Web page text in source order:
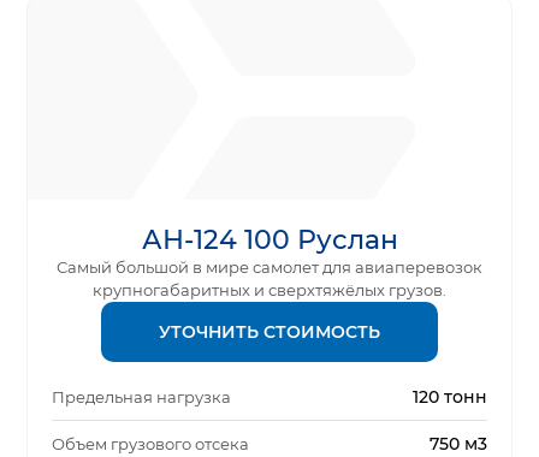
АН-124 100 Руслан
Самый большой в мире самолет для авиаперевозок
крупногабаритных и сверхтяжёлых грузов.
УТОЧНИТЬ СТОИМОСТЬ
Предельная нагрузка 120 тонн
Объем грузового отсека 750 м3